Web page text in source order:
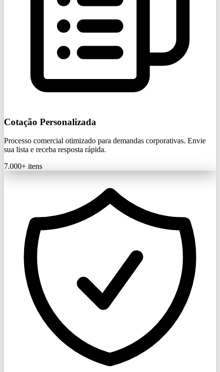
Cotação Personalizada
Processo comercial otimizado para demandas corporativas. Envie
sua lista e receba resposta rápida.
7.000+ itens